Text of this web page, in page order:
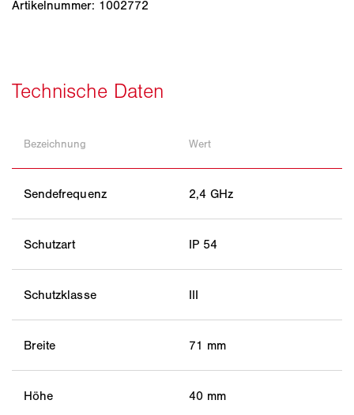
Artikelnummer: 1002772
Bezeichnung Wert
Sendefrequenz 2,4 GHz
Schutzart IP 54
Schutzklasse III
Breite 71 mm
Höhe 40 mm